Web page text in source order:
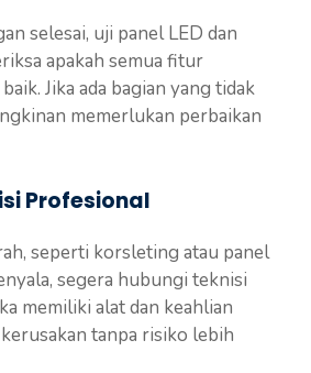
selesai, uji panel LED dan
apakah semua fitur
Jika ada bagian yang tidak
memerlukan perbaikan
Profesional
seperti korsleting atau panel
segera hubungi teknisi
memiliki alat dan keahlian
tanpa risiko lebih